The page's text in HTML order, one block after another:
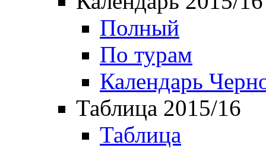
Полный
По турам
Календарь
Таблица 2015/16
Таблица